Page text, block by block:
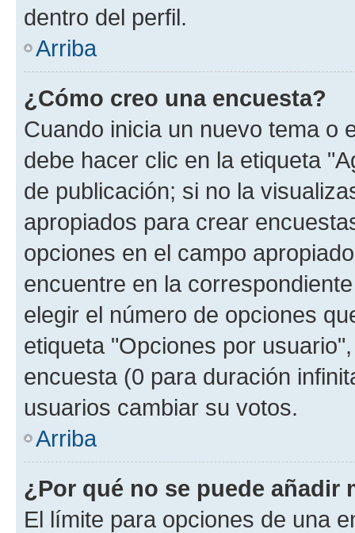
dentro del perfil.
Arriba
¿Cómo creo una encuesta?
Cuando inicia un nuevo tema o
debe hacer clic en la etiqueta
de publicación; si no la
apropiados para crear
opciones en el campo
encuentre en la
elegir el número de opciones
etiqueta "Opciones por
encuesta (0 para duración
usuarios cambiar su votos.
Arriba
¿Por qué no se puede añadir
El límite para opciones de una